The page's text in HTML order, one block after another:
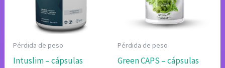
Pérdida de peso
Intuslim – cápsulas
Pérdida de peso
Green CAPS – cápsulas